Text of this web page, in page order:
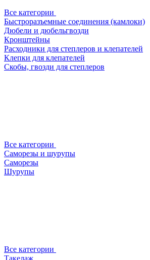
Все категории
Быстроразъемные соединения (камлоки)
Дюбели и дюбельгвозди
Кронштейны
Расходники для степлеров и клепателей
Клепки для клепателей
Скобы, гвозди для степлеров
Все категории
Саморезы и шурупы
Саморезы
Шурупы
Все категории
Такелаж